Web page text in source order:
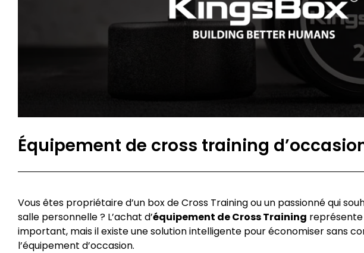
Équipement de cross training
Vous êtes propriétaire d’un box de Cross Training ou un passionné qui
salle personnelle ? L’achat d’équipement de Cross Training
important, mais il existe une solution intelligente pour économiser sans
l’équipement d’occasion.